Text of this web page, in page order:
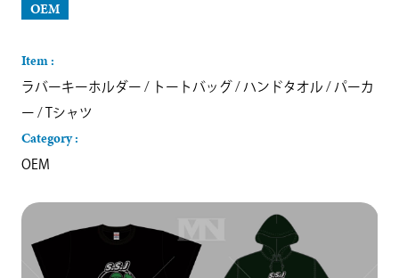
OEM
Item :
ラバーキーホルダー / トートバッグ / ハンドタオル / パーカ
ー / Tシャツ
Category :
OEM